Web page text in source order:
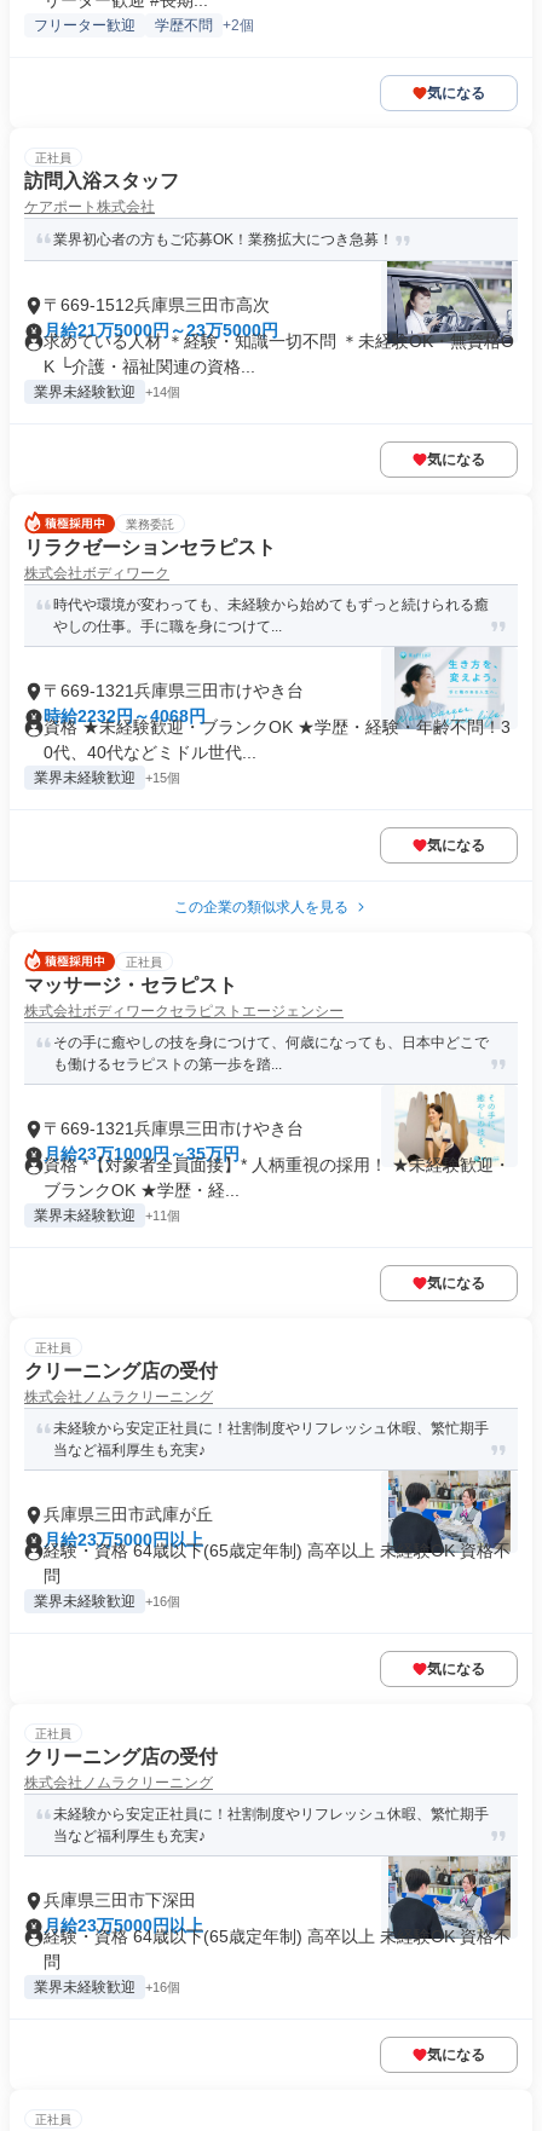
フリーター歓迎 学歴不問 +2個
気になる
正社員
訪問入浴スタッフ
ケアポート株式会社
業界初心者の方もご応募OK！業務拡大につき急募！
〒669-1512兵庫県三田市高次
月給21万5000円～23万5000円
求めている人材 ＊経験・知識一切不問 ＊未経験OK・無資格O
K └介護・福祉関連の資格...
業界未経験歓迎 +14個
気になる
業務委託
リラクゼーションセラピスト
株式会社ボディワーク
時代や環境が変わっても、未経験から始めてもずっと続けられる癒
やしの仕事。手に職を身につけて...
〒669-1321兵庫県三田市けやき台
時給2232円～4068円
資格 ★未経験歓迎・ブランクOK ★学歴・経験・年齢不問！3
0代、40代などミドル世代...
業界未経験歓迎 +15個
気になる
この企業の類似求人を見る
正社員
マッサージ・セラピスト
株式会社ボディワークセラピストエージェンシー
その手に癒やしの技を身につけて、何歳になっても、日本中どこで
も働けるセラピストの第一歩を踏...
〒669-1321兵庫県三田市けやき台
月給23万1000円～35万円
資格 *【対象者全員面接】* 人柄重視の採用！ ★未経験歓迎・
ブランクOK ★学歴・経...
業界未経験歓迎 +11個
気になる
正社員
クリーニング店の受付
株式会社ノムラクリーニング
未経験から安定正社員に！社割制度やリフレッシュ休暇、繁忙期手
当など福利厚生も充実♪
兵庫県三田市武庫が丘
月給23万5000円以上
経験・資格 64歳以下(65歳定年制) 高卒以上 未経験OK 資格不
問
業界未経験歓迎 +16個
気になる
正社員
クリーニング店の受付
株式会社ノムラクリーニング
未経験から安定正社員に！社割制度やリフレッシュ休暇、繁忙期手
当など福利厚生も充実♪
兵庫県三田市下深田
月給23万5000円以上
経験・資格 64歳以下(65歳定年制) 高卒以上 未経験OK 資格不
問
業界未経験歓迎 +16個
気になる
正社員